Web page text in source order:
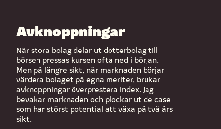
Avknoppningar
När stora bolag delar ut dotterbolag till
börsen pressas kursen ofta ned i början.
Men på längre sikt, när marknaden börjar
värdera bolaget på egna meriter, brukar
avknoppningar överprestera index. Jag
bevakar marknaden och plockar ut de case
som har störst potential att växa på två års
sikt.